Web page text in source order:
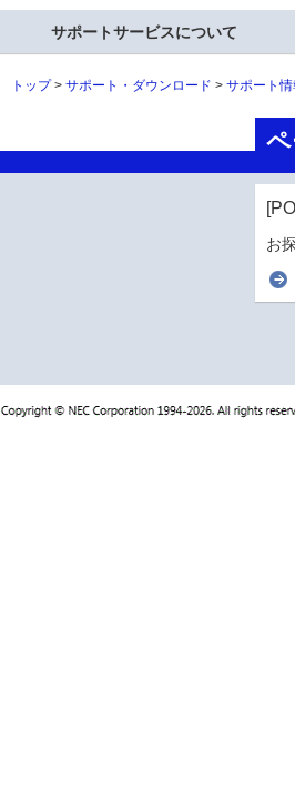
サポートサービスについて
トップ サポート・ダウンロード サポート情
お